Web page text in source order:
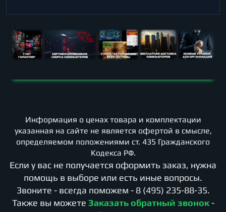
Информация о ценах товара и комплектации
указанная на сайте не является офертой в смысле,
определяемом положениями ст. 435 Гражданского
Кодекса РФ.
Если у вас не получается оформить заказ, нужна
помощь в выборе или есть иные вопросы.
Звоните - всегда поможем - 8 (495) 235-88-35.
Также вы можете Заказать обратный звонок -